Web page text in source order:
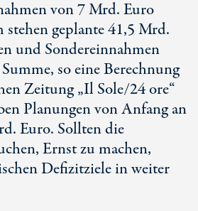
von 7 Mrd. Euro
stehen geplante 41,5 Mrd.
und Sondereinnahmen
so eine Berechnung
Zeitung „Il Sole/24 ore“
Planungen von Anfang an
Euro. Sollten die
Ernst zu machen,
Defizitziele in weiter